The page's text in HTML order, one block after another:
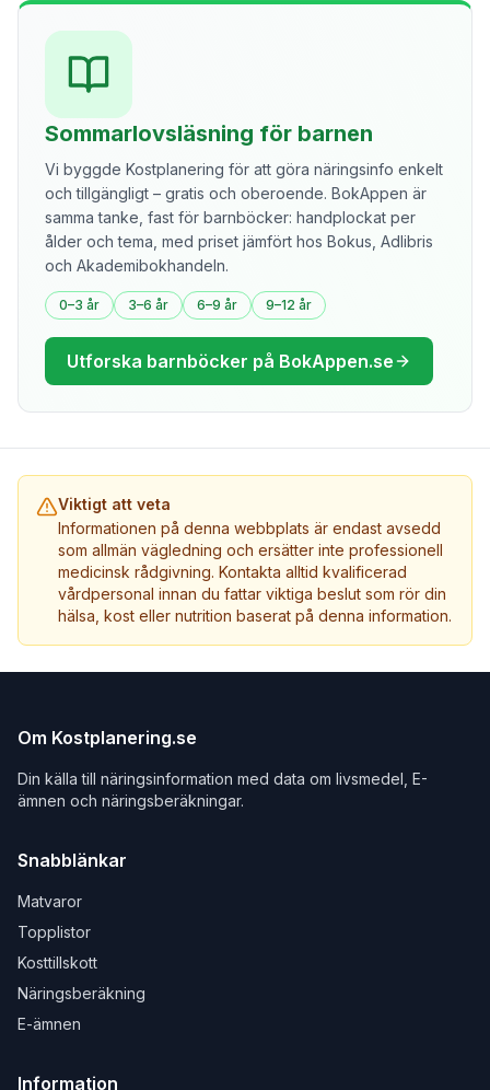
Sommarlovsläsning för barnen
Vi byggde Kostplanering för att göra näringsinfo enkelt
och tillgängligt – gratis och oberoende. BokAppen är
samma tanke, fast för barnböcker: handplockat per
ålder och tema, med priset jämfört hos Bokus, Adlibris
och Akademibokhandeln.
0–3 år 3–6 år 6–9 år 9–12 år
Utforska barnböcker på BokAppen.se
Viktigt att veta
Informationen på denna webbplats är endast avsedd
som allmän vägledning och ersätter inte professionell
medicinsk rådgivning. Kontakta alltid kvalificerad
vårdpersonal innan du fattar viktiga beslut som rör din
hälsa, kost eller nutrition baserat på denna information.
Om Kostplanering.se
Din källa till näringsinformation med data om livsmedel, E-
ämnen och näringsberäkningar.
Snabblänkar
Matvaror
Topplistor
Kosttillskott
Näringsberäkning
E-ämnen
Information